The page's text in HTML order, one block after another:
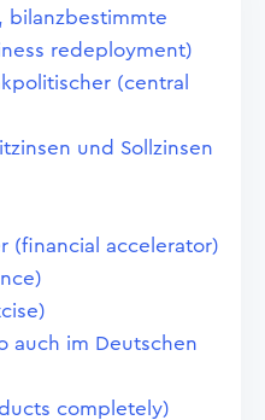
bilanzbestimmte
redeployment)
(central
und Sollzinsen
(financial accelerator)
auch im Deutschen
completely)